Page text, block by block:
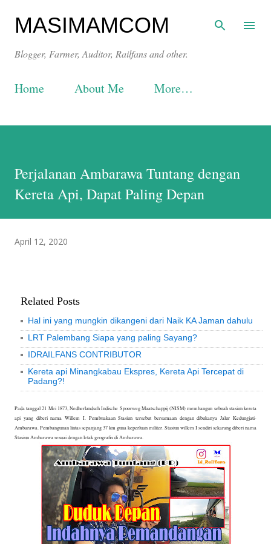
MASIMAMCOM
Blogger, Farmer, Auditor, Railfans and other.
Home About Me More…
Perjalanan Ambarawa Tuntang dengan
Kereta Api, Dapat Paling Depan
April 12, 2020
Related Posts
Hal ini yang mungkin dikangeni dari Naik KA Jaman dahulu
LRT Palembang Siapa yang paling Sayang?
IDRAILFANS CONTRIBUTOR
Kereta api Minangkabau Ekspres, Kereta Api Tercepat di
Padang?!
Pada tanggal 21 Mei 1873, Nedherlandsch Indische Spoorweg Maatschappij (NISM) membangun sebuah stasiun kereta
api yang diberi nama Willem I. Pembuakaan Stasiun tersebut bersamaan dengan dibukanya Jalur Kedungjati-
Ambarawa. Pembangunan lintas sepanjang 37 km guna keperluan militer. Stasiun willem I sendiri sekarang diberi nama
Stasiun Ambarawa sesuai dengan letak geografis di Ambarawa.